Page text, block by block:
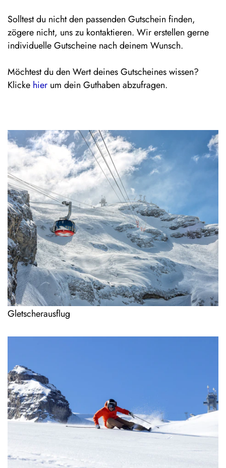
Solltest du nicht den passenden Gutschein finden,
zögere nicht, uns zu kontaktieren. Wir erstellen gerne
individuelle Gutscheine nach deinem Wunsch.
Möchtest du den Wert deines Gutscheines wissen?
Klicke hier um dein Guthaben abzufragen.
Gletscherausflug